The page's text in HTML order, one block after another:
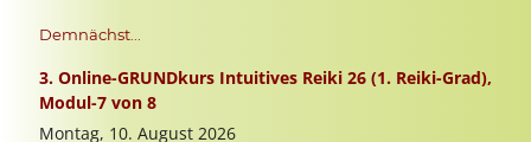
Demnächst...